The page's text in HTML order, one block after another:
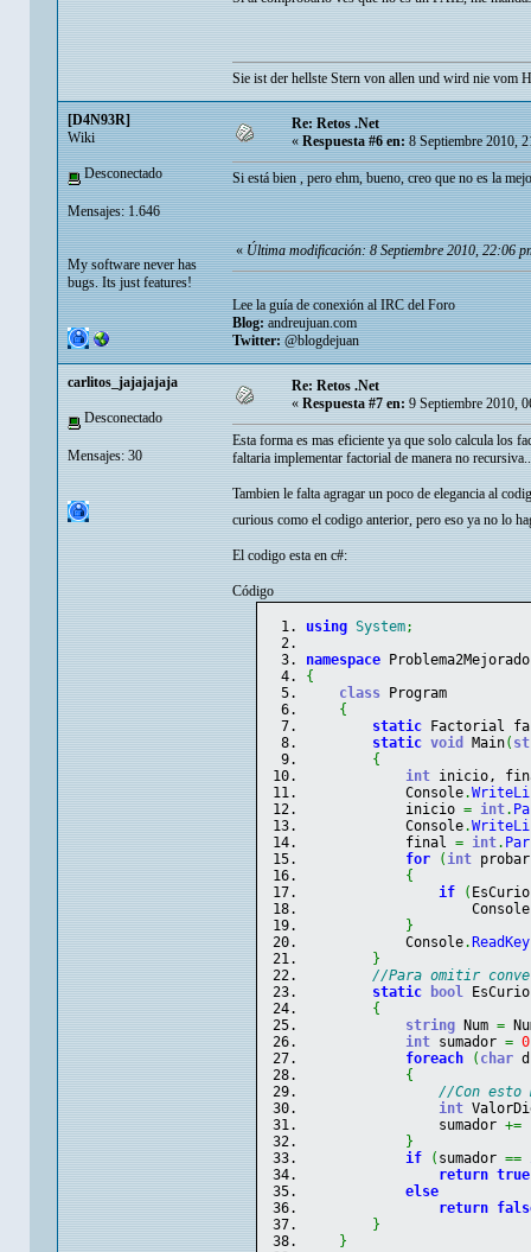
Sie ist der hellste Stern von allen und wird nie vom
[D4N93R]
Wiki
Desconectado
Mensajes: 1.646
My software never has
bugs. Its just features!
Re: Retos .Net
«Respuesta #6 en:8 Septiembre 2010,
Si está bien , pero ehm, bueno, creo que no es la
«Última modificación: 8 Septiembre 2010, 22:06
Lee la guía de conexión al IRC del Foro
Blog: andreujuan.com
Twitter: @blogdejuan
carlitos_jajajajaja
Desconectado
Mensajes: 30
Re: Retos .Net
« Respuesta #7 en: 9 Septiembre 2010,
Esta forma es mas eficiente ya que solo calcula los
faltaria implementar factorial de manera no
Tambien le falta agragar un poco de elegancia al
curious como el codigo anterior, pero eso ya no lo
El codigo esta en c#:
Código
using System;
namespace Problema2Mejorado
{
class Program
{
static Factorial
static void Main(
{
int inicio,
Console.
inicio = int.
Console.
final = int.
for
( int
{
if
(
Console
}
Console. ReadKey
}
//Para omitir
static
bool
{
string Num =
int sumador = 0
foreach
( char
{
//Con esto
int
sumador +=
}
if
( sumador ==
return true
else
return
}
}